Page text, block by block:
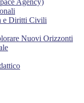
Agency)
e Diritti Civili
Nuovi Orizzonti